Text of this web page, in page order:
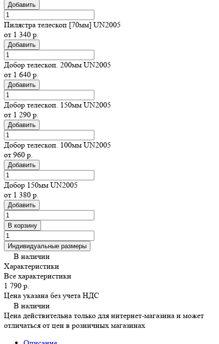
Добавить
Пилястра телескоп [70мм] UN2005
от 1 340 р.
Добавить
Добор телескоп. 200мм UN2005
от 1 640 р.
Добавить
Добор телескоп. 150мм UN2005
от 1 290 р.
Добавить
Добор телескоп. 100мм UN2005
от 960 р.
Добавить
Добор 150мм UN2005
от 1 380 р.
Добавить
В корзину
Индивидуальные размеры
В наличии
Характеристики
Все характеристики
1 790 р.
Цена указана без учета НДС
В наличии
Цена действительна только для интернет-магазина и может
отличаться от цен в розничных магазинах